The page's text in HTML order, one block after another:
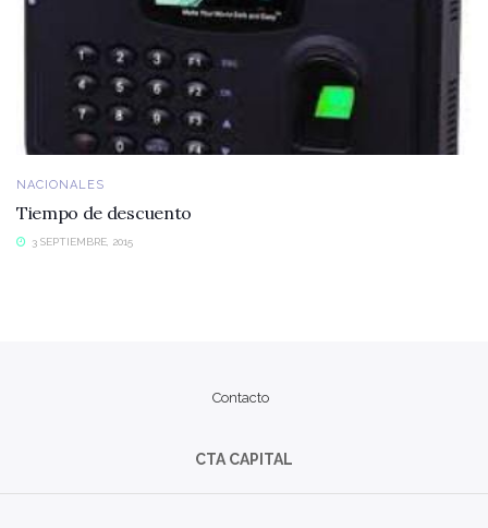
NACIONALES
Tiempo de descuento
3 SEPTIEMBRE, 2015
Contacto
CTA CAPITAL